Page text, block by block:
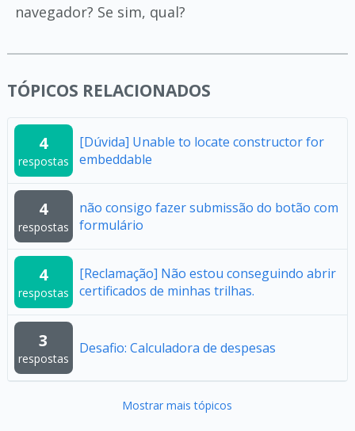
navegador? Se sim, qual?
TÓPICOS RELACIONADOS
4
respostas
[Dúvida] Unable to locate constructor for
embeddable
4
respostas
não consigo fazer submissão do botão com
formulário
4
respostas
[Reclamação] Não estou conseguindo abrir
certificados de minhas trilhas.
3
respostas
Desafio: Calculadora de despesas
Mostrar mais tópicos